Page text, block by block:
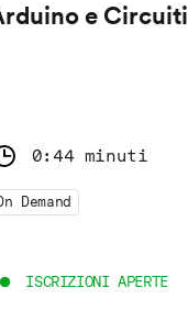
e Circuiti
0:44 minuti
Demand
ISCRIZIONI APERTE